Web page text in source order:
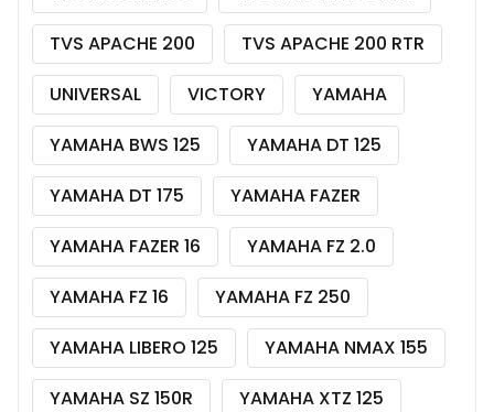
TVS APACHE 200
TVS APACHE 200 RTR
UNIVERSAL
VICTORY
YAMAHA
YAMAHA BWS 125
YAMAHA DT 125
YAMAHA DT 175
YAMAHA FAZER
YAMAHA FAZER 16
YAMAHA FZ 2.0
YAMAHA FZ 16
YAMAHA FZ 250
YAMAHA LIBERO 125
YAMAHA NMAX 155
YAMAHA SZ 150R
YAMAHA XTZ 125